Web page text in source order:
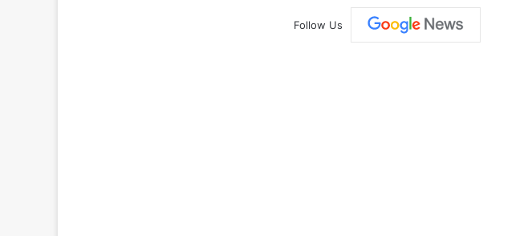
Follow Us